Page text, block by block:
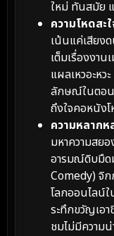
ใหม่ ทันสมัย
ความโหดสะ
เน้นแค่เสียง
เต็มเรื่องงา
แผลเหวอะหว
ลักษณ์ในตอน
ถึงใจคอหนัง
ความหลาก
มหาความสยอ
อารมณ์ดิบมืด
Comedy) จิ
โลกออนไลน์
ระทึกขวัญเอ
ชมไม่มีความน่